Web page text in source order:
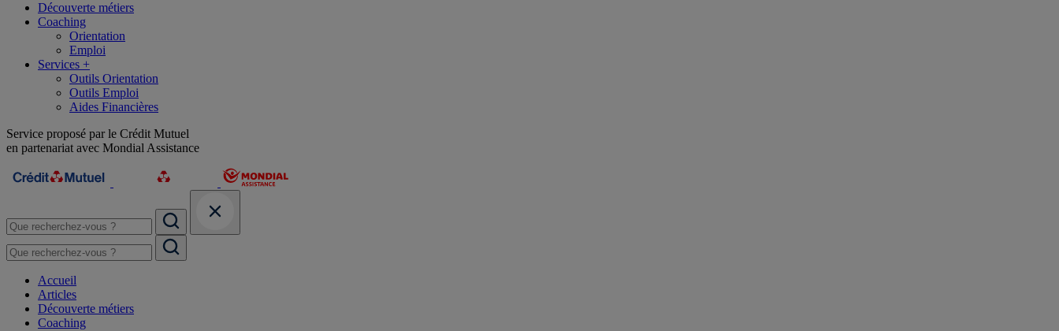
Découverte métiers
Coaching
Orientation
Emploi
Services +
Outils Orientation
Outils Emploi
Aides Financières
Service proposé par le Crédit Mutuel
en partenariat avec Mondial Assistance
Accueil
Articles
Découverte métiers
Coaching